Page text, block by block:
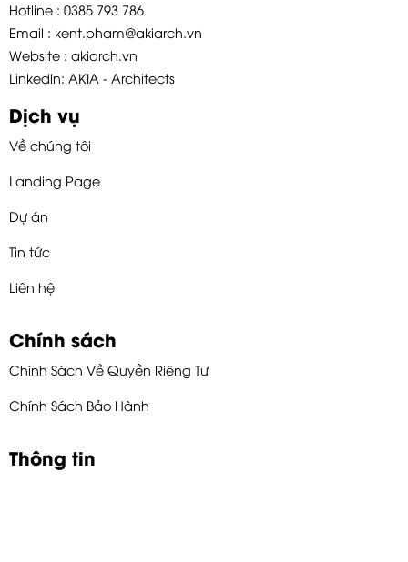
Hotline : 0385 793 786
Email : kent.pham@akiarch.vn
Website : akiarch.vn
Linkedln: AKIA - Architects
Dịch vụ
Về chúng tôi
Landing Page
Dự án
Tin tức
Liên hệ
Chính sách
Chính Sách Về Quyền Riêng Tư
Chính Sách Bảo Hành
Thông tin